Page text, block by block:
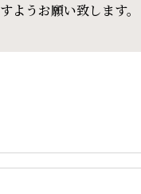
ようお願い致します。